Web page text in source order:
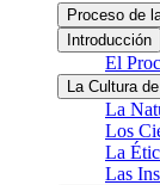
Proceso de
Introducción
El
La Cultura
La
Los
La
Las